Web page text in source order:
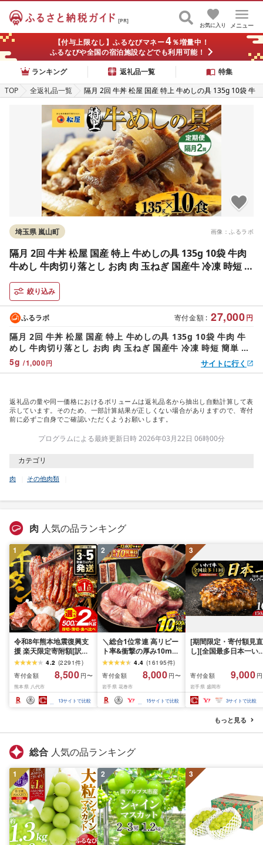
[PR]
メニュー
お気に入り
【付与上限なし】ふるなびマネー4％増量中！
ふるなびや全国の宿泊施設などでも利用可能！
ランキング
返礼品一覧
特集
TOP
全返礼品一覧
隔月 2回 牛丼 松屋 国産 特上 牛めしの具 135g 10袋 牛
肉 牛めし 牛肉切り落とし お肉 肉 玉ねぎ 国産牛 冷凍
時短 簡単 便利 惣菜 夕食 レンチン おかず おつまみ ご
飯のお供 お取り寄せ グルメ 送料無料 埼玉県 嵐山町
画像：ふるラボ
埼玉県 嵐山町
隔月 2回 牛丼 松屋 国産 特上 牛めしの具 135g 10袋 牛肉
牛めし 牛肉切り落とし お肉 肉 玉ねぎ 国産牛 冷凍 時短 簡
単 便利 惣菜 夕食 レンチン おかず おつまみ ご飯のお供 お
取り寄せ グルメ 送料無料 埼玉県 嵐山町
絞り込み
寄付金額 : 27,000円
5g /1,000円
ふるラボ
隔月 2回 牛丼 松屋 国産 特上 牛めしの具 135g 10袋 牛肉 牛
めし 牛肉切り落とし お肉 肉 玉ねぎ 国産牛 冷凍 時短 簡単 便
利 惣菜 夕食 レンチン おかず おつまみ ご飯のお供 お取り寄せ
グルメ 送料無料 埼玉県 嵐山町
サイトに行く
返礼品の量や同一価格におけるボリュームは返礼品名から抽出し自動計算して表
示しています。そのため、一部計算結果が正しくない場合がありますので、寄付
前に必ずご自身でご確認いただくようお願いします。
プログラムによる最終更新日時 2026年03月22日 06時00分
カテゴリ
肉 その他肉類
肉 人気の品ランキング
1
令和8年熊本地震復興支
援 楽天限定寄附額[訳あ
り]牛タン 500g〜2kg 肉
牛肉 訳あり 牛タン 冷凍
小分け 厚切り 薄切り 食
べ比べ 500g 1kg 1.5kg
2kg 牛 人気 ビーフ 牛た
ん ふるさと納税 ランキ
4.2 (2291件)
寄付金額
8,500 円〜
熊本県 八代市
13サイトで比較
2
＼総合1位常連 高リピー
ト率&衝撃の厚み10mm
厚切り牛タン 塩味/ ≪ス
ピード発送!!10営業日以
内発送≫ 選べる内容量
500g / 1kg 定期便 毎月
届く 牛肉 肉 BBQ ふるさ
と 人気 ランキング 岩手
4.4 (16195件)
寄付金額
8,000 円〜
岩手県 花巻市
15サイトで比較
3
[期間限定・寄付額見直
し][全国最多日本一い
1.5kg(150g×10個) い
て牛 × 岩中豚 ハンバー
グ 合挽き 合い挽き 黒
和牛 人気 冷凍 個包装
分け 冷凍 牛肉 豚肉 和
ビーフ ポーク はんば
ぐ 挽肉 お肉 ミンチ 肉
お弁当 hannba-gu ラ
寄付金額 9,000
岩手県 盛岡市
3サイトで比較
もっと見る
総合 人気の品ランキング
1 2 3